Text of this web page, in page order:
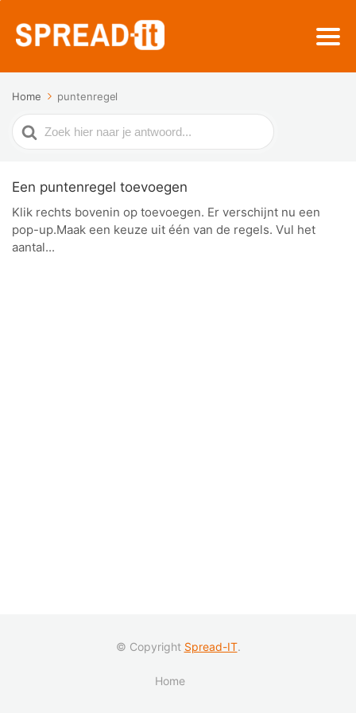
Home puntenregel
Zoek
naar
Een puntenregel toevoegen
Klik rechts bovenin op toevoegen. Er verschijnt nu een
pop-up.Maak een keuze uit één van de regels. Vul het
aantal...
© Copyright Spread-IT.
Home